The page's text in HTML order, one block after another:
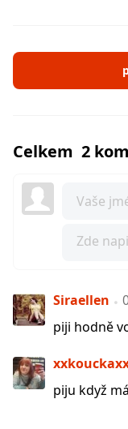
Celkem 2
Siraellen
piji hodně
piju když